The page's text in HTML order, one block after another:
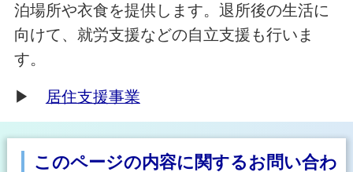
泊場所や衣食を提供します。退所後の生活に
向けて、就労支援などの自立支援も行いま
す。
▶ 居住支援事業
このページの内容に関するお問い合わ